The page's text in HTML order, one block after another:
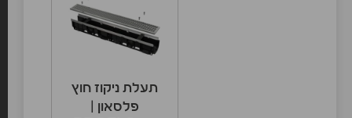
תעלת ניקוז חוץ
פלסאון |